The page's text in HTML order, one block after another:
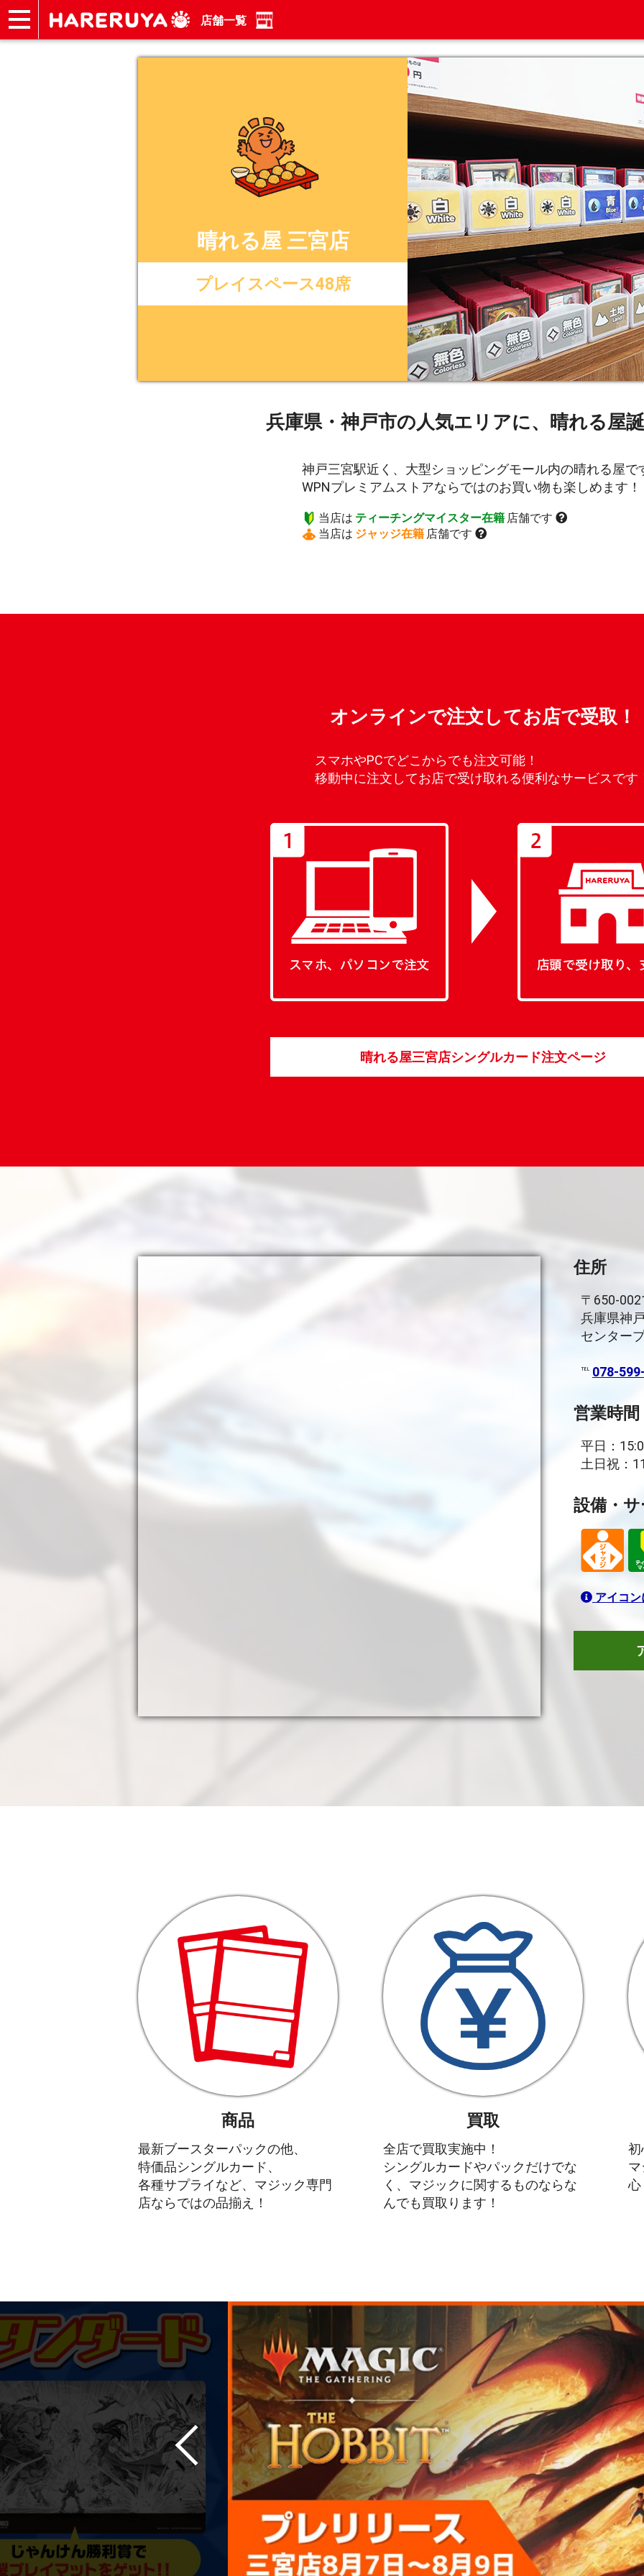
店舗一覧
晴れる屋 三宮店
プレイスペース48席
兵庫県・神戸市の人気エリアに、晴れる屋
神戸三宮駅近く、大型ショッピングモール内の晴れる屋で
WPNプレミアムストアならではのお買い物も楽しめます！
当店は ティーチングマイスター在籍 店舗です
当店は ジャッジ在籍 店舗です
オンラインで注文してお店で受取！
スマホやPCでどこからでも注文可能！
移動中に注文してお店で受け取れる便利なサービスです
晴れる屋三宮店シングルカード注文ページ
住所
〒650-
兵庫県神
センター
℡ 078-
営業時間
平日：
土日祝：
設備・
アイコ
商品
最新ブースターパックの他、
特価品シングルカード、
各種サプライなど、マジック専門
店ならではの品揃え！
買取
全店で買取実施中！
シングルカードやパックだけでな
く、マジックに関するものならな
んでも買取ります！
初
心